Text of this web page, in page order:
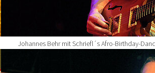
Johannes Behr mit Schriefl´s Afro-Birthday-